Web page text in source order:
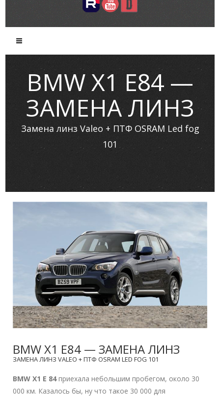
BMW X1 E84 —
ЗАМЕНА ЛИНЗ
Замена линз Valeo + ПТФ OSRAM Led fog
101
BMW X1 E84 — ЗАМЕНА ЛИНЗ
ЗАМЕНА ЛИНЗ VALEO + ПТФ OSRAM LED FOG 101
BMW X1 E 84приехала небольшим пробегом, около 30
000 км. Казалось бы, ну что такое 30 000 для